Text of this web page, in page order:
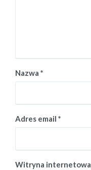
Nazwa *
Adres email *
Witryna internetowa